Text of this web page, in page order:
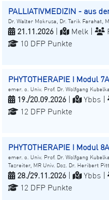
PALLIATIVMEDIZIN - aus
Dr. Walter Mokrusa, Dr. Tarik Farahat,
21.11.2026 Melk |
10 DFP Punkte
PHYTOTHERAPIE I Modul
emer. o. Univ. Prof. Dr. Wolfgang
19./20.09.2026 Ybbs |
12 DFP Punkte
PHYTOTHERAPIE I Modul
emer. o. Univ. Prof. Dr. Wolfgang
Tazreiter, MR Univ. Doz. Dr. Heribert
28./29.11.2026 Ybbs |
12 DFP Punkte